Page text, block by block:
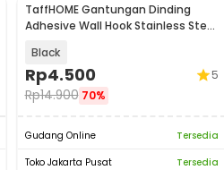
TaffHOME Gantungan Dinding
Adhesive Wall Hook Stainless Steel
Black
Rp4.500
Rp14.900 70%
5
Gudang Online
Tersedia
Toko Jakarta Pusat
Tersedia